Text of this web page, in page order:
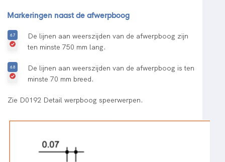
Markeringen naast de afwerpboog
De lijnen aan weerszijden van de afwerpboog zijn
ten minste 750 mm lang.
De lijnen aan weerszijden van de afwerpboog is ten
minste 70 mm breed.
Zie D0192 Detail werpboog speerwerpen.